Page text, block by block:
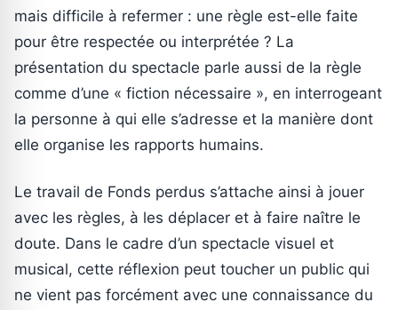
mais difficile à refermer : une règle est-elle faite
pour être respectée ou interprétée ? La
présentation du spectacle parle aussi de la règle
comme d’une « fiction nécessaire », en interrogeant
la personne à qui elle s’adresse et la manière dont
elle organise les rapports humains.
Le travail de Fonds perdus s’attache ainsi à jouer
avec les règles, à les déplacer et à faire naître le
doute. Dans le cadre d’un spectacle visuel et
musical, cette réflexion peut toucher un public qui
ne vient pas forcément avec une connaissance du